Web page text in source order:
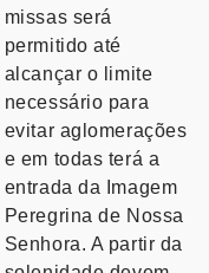
missas será
permitido até
alcançar o limite
necessário para
evitar aglomerações
e em todas terá a
entrada da Imagem
Peregrina de Nossa
Senhora. A partir da